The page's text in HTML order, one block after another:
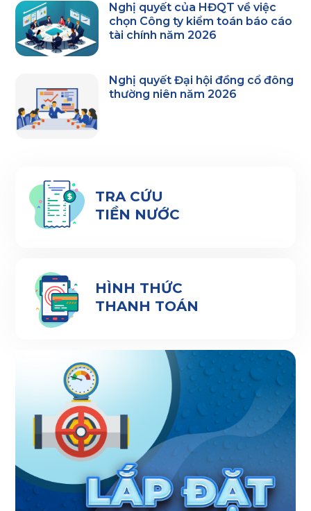
Nghị quyết của HĐQT về việc
chọn Công ty kiểm toán báo cáo
tài chính năm 2026
Nghị quyết Đại hội đồng cổ đông
thường niên năm 2026
TRA CỨU
TIỀN NƯỚC
HÌNH THỨC
THANH TOÁN